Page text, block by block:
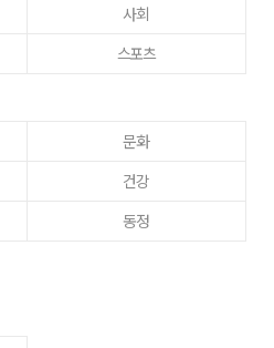
사회
스포츠
문화
건강
동정